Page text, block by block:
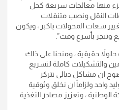
منها معالجات سريعة كحل
النقل ونصب متنقلات
سعات المحولات باكبر ، ويكون
وتنجز بأسرع وقت”.
حلولاً حقيقية ، ومنحنا على ذلك
والتشكيلات كاملة لتسريع
ان مشاكل ديالى تتركز
واحد ولزاماً ان نخلق وثوقية
الوطنية ، وتعزيز مصادر التغذية